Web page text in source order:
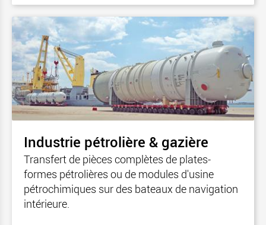
Industrie pétrolière & gazière
Transfert de pièces complètes de plates-
formes pétrolières ou de modules d'usine
pétrochimiques sur des bateaux de navigation
intérieure.